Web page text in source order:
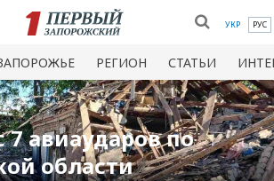
УКР РУС
РЕГИОН СТАТЬИ
7 авиаударов по
области